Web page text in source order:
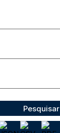
Pesquisar